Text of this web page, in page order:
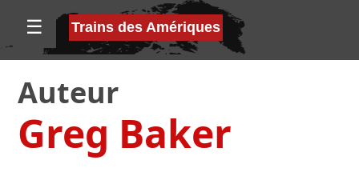
☰ Trains des Amériques
Auteur
Greg Baker